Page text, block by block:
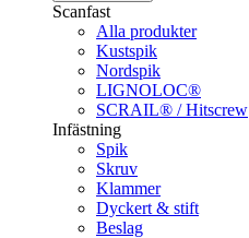
Scanfast
Alla produkter
Kustspik
Nordspik
LIGNOLOC®
SCRAIL® / Hitscrew
Infästning
Spik
Skruv
Klammer
Dyckert & stift
Beslag